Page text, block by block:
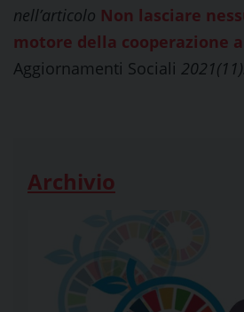
nell’articolo Non lasciare
motore della cooperazione
Aggiornamenti Sociali
Archivio